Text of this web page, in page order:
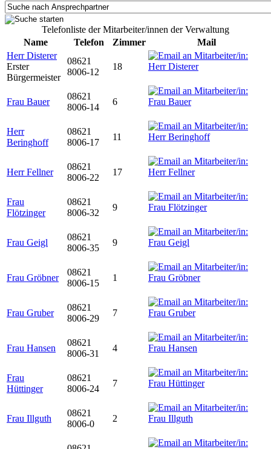
Telefonliste der Mitarbeiter/innen der Verwaltung
Name
Telefon Zimmer
Mail
Herr Disterer
Erster
Bürgermeister
08621
8006-12
18
Frau Bauer
08621
8006-14
6
Herr
Beringhoff
08621
8006-17
11
Herr Fellner
08621
8006-22
17
Frau
Flötzinger
08621
8006-32
9
Frau Geigl
08621
8006-35
9
Frau Gröbner
08621
8006-15
1
Frau Gruber
08621
8006-29
7
Frau Hansen
08621
8006-31
4
Frau
Hüttinger
08621
8006-24
7
Frau Illguth
08621
8006-0
2